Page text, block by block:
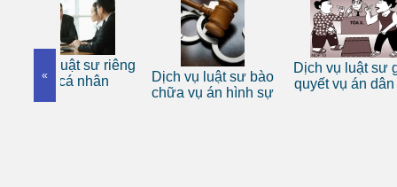
«
Dịch vụ luật sư bào
chữa vụ án hình sự
Dịch vụ luật sư giải
quyết vụ án dân sự
Tư